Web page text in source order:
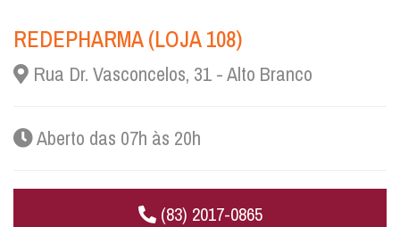
REDEPHARMA (LOJA 108)
Rua Dr. Vasconcelos, 31 - Alto Branco
Aberto das 07h às 20h
(83) 2017-0865